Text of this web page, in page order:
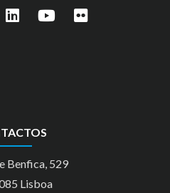
Benfica, 529
Lisboa